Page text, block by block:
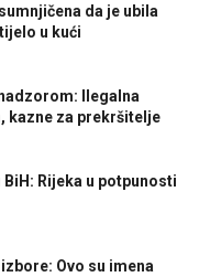
da je ubila
u kući
Ilegalna
kazne za prekršitelje
Rijeka u potpunosti
Ovo su imena